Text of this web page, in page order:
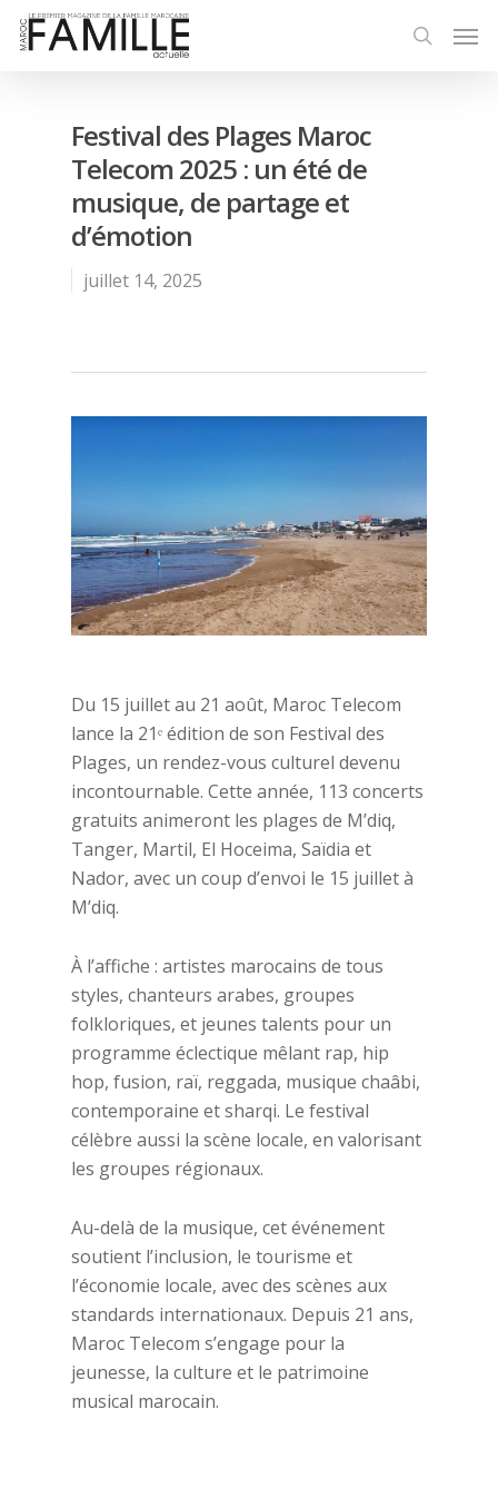
Festival des Plages Maroc
Telecom 2025 : un été de
musique, de partage et
d’émotion
juillet 14, 2025
Du 15 juillet au 21 août, Maroc Telecom
lance la 21ᵉ édition de son Festival des
Plages, un rendez-vous culturel devenu
incontournable. Cette année, 113 concerts
gratuits animeront les plages de M’diq,
Tanger, Martil, El Hoceima, Saïdia et
Nador, avec un coup d’envoi le 15 juillet à
M’diq.
À l’affiche : artistes marocains de tous
styles, chanteurs arabes, groupes
folkloriques, et jeunes talents pour un
programme éclectique mêlant rap, hip
hop, fusion, raï, reggada, musique chaâbi,
contemporaine et sharqi. Le festival
célèbre aussi la scène locale, en valorisant
les groupes régionaux.
Au-delà de la musique, cet événement
soutient l’inclusion, le tourisme et
l’économie locale, avec des scènes aux
standards internationaux. Depuis 21 ans,
Maroc Telecom s’engage pour la
jeunesse, la culture et le patrimoine
musical marocain.